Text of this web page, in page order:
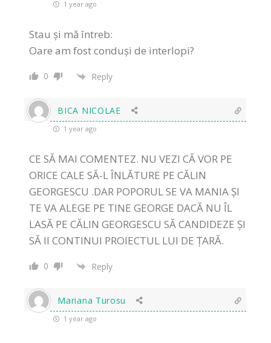
1 year ago
Stau și mă întreb:
Oare am fost conduși de interlopi?
0 Reply
BICA NICOLAE
1 year ago
CE SĂ MAI COMENTEZ. NU VEZI CĂ VOR PE
ORICE CALE SĂ-L ÎNLĂTURE PE CĂLIN
GEORGESCU .DAR POPORUL SE VA MANIA ȘI
TE VA ALEGE PE TINE GEORGE DACĂ NU ÎL
LASĂ PE CĂLIN GEORGESCU SĂ CANDIDEZE ȘI
SĂ II CONTINUI PROIECTUL LUI DE ȚARĂ.
0 Reply
Mariana Turosu
1 year ago